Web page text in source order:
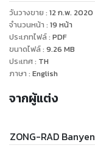
วันวางขาย : 12 ก.พ. 2020
จำนวนหน้า : 19 หน้า
ประเภทไฟล์: PDF
ขนาดไฟล์: 9.26 MB
ประเทศ: TH
ภาษา : English
จากผู้แต่ง
ZONG-RAD Banyen